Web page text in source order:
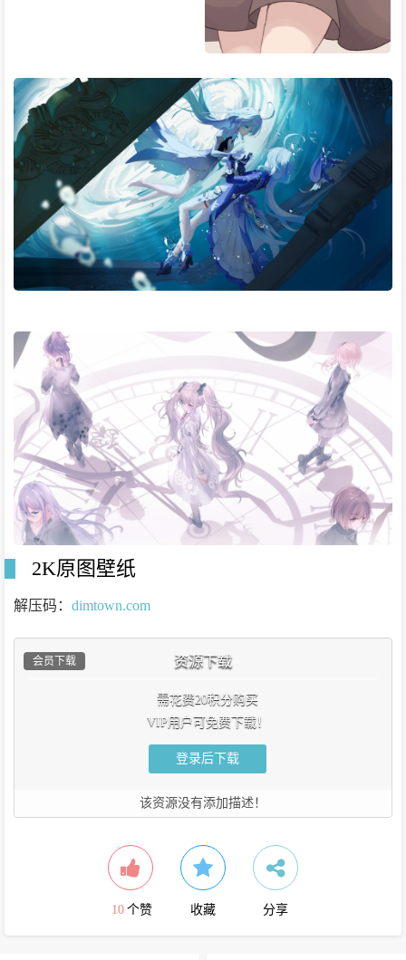
2K原图壁纸
解压码： dimtown.com
资源下载
会员下载
需花费20积分购买
VIP用户可免费下载！
登录后下载
该资源没有添加描述！
10 个赞 收藏 分享